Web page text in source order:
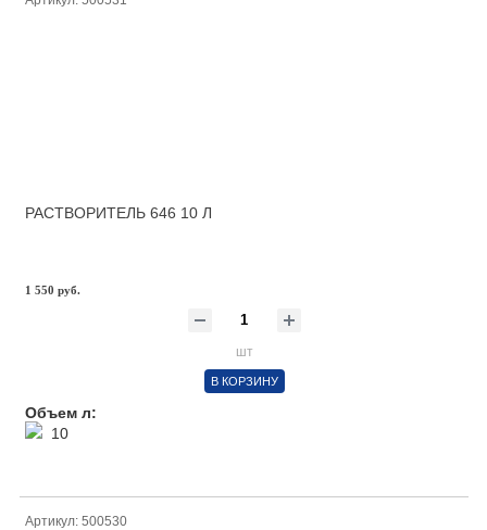
РАСТВОРИТЕЛЬ 646 10 Л
1 550 руб.
шт
В КОРЗИНУ
Объем л:
10
Артикул: 500530